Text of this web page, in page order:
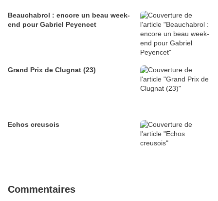
Beauchabrol : encore un beau week-
end pour Gabriel Peyencet
Grand Prix de Clugnat (23)
Echos creusois
Commentaires